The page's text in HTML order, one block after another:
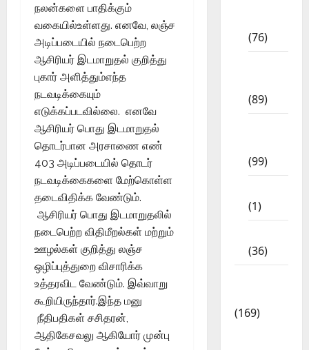
நலன்களை பாதிக்கும்
வகையில்உள்ளது. எனவே, லஞ்ச
அடிப்படையில் நடைபெற்ற
ஆசிரியர் இடமாறுதல் குறித்து
புகார் அளித்தும்எந்த
நடவடிக்கையும்
எடுக்கப்படவில்லை. எனவே
ஆசிரியர் பொது இடமாறுதல்
தொடர்பான அரசாணை எண்
403 அடிப்படையில் தொடர்
நடவடிக்கைகளை மேற்கொள்ள
தடைவிதிக்க வேண்டும்.
ஆசிரியர் பொது இடமாறுதலில்
நடைபெற்ற விதிமீறல்கள் மற்றும்
ஊழல்கள் குறித்து லஞ்ச
ஒழிப்புத்துறை விசாரிக்க
உத்தரவிட வேண்டும். இவ்வாறு
கூறியிருந்தார்.இந்த மனு
நீதிபதிகள் சசிதரன்,
ஆதிகேசவலு ஆகியோர் முன்பு
(76)
(89)
(99)
(1)
(36)
(169)